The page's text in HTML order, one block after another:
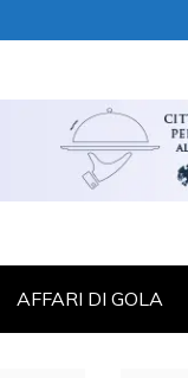
AFFARI DI GOLA